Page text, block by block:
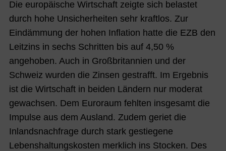
Die europäische Wirtschaft zeigte sich belastet
durch hohe Unsicherheiten sehr kraftlos. Zur
Eindämmung der hohen Inflation hatte die EZB den
Leitzins in sechs Schritten bis auf 4,50 %
angehoben. Auch in Großbritannien und der
Schweiz wurden die Zinsen gestrafft. Im Ergebnis
ist die Wirtschaft in beiden Ländern nur moderat
gewachsen. Dem Euroraum fehlten insgesamt die
Impulse aus dem Ausland. Zudem geriet die
Inlandsnachfrage durch stark gestiegene
Lebenshaltungskosten merklich ins Stocken. Des